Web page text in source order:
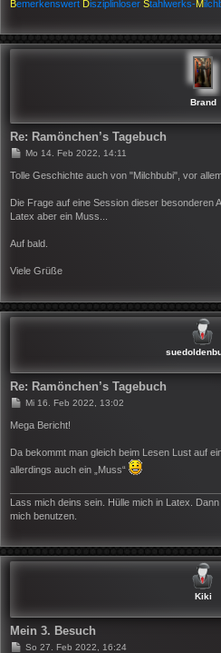
Bemerkenswert Disziplinloser Stahlwerks-M
Brand
Re: Ramönchen’s Tagebuch
B
i
a
g
Mo 14. Feb 2022, 14:11
Tolle Geschichte auch von "Milchbubi", vor
Die Frage auf eine Session dieser besonderen
Latex aber ein Muss...
Auf bald.
Viele Grüße
Re: Ramönchen’s Tagebuch
B
i
a
g
Mi 16. Feb 2022, 13:02
Mega Bericht!
Da bekommt man gleich beim Lesen Lust auf
allerdings auch ein „Muss“
Lass mich deins sein. Hülle mich in Latex.
mich benutzen.
Kiki
Mein 3. Besuch
BSo 27. Feb 2022, 16:24